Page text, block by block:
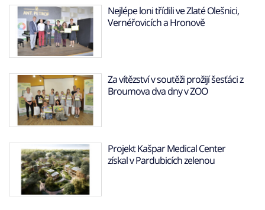
Nejlépe loni třídili ve Zlaté Olešnici,
Vernéřovicích a Hronově
Za vítězství v soutěži prožijí šesťáci z
Broumova dva dny v ZOO
Projekt Kašpar Medical Center
získal v Pardubicích zelenou